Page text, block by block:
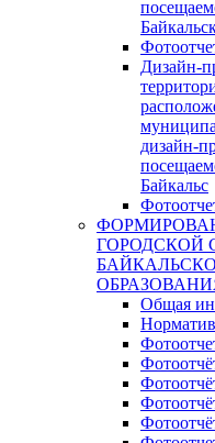
Дизайн-
дизайн-
Байкальс
ГОРОДСКОЙ
Общая